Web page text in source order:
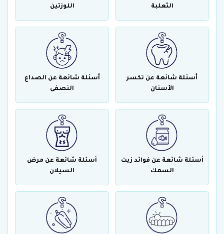
الثعلبة
اللوزتين
أسئلة شائعة عن تكسر
الأسنان
أسئلة شائعة عن الصداع
النصفى
أسئلة شائعة عن فوائد زيت
السمك
أسئلة شائعة عن مرض
السيلان